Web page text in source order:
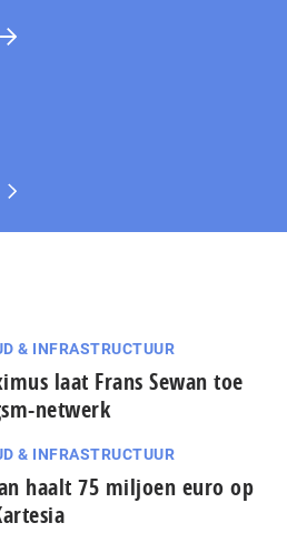
& INFRASTRUCTUUR
laat Frans Sewan toe
netwerk
& INFRASTRUCTUUR
haalt 75 miljoen euro op